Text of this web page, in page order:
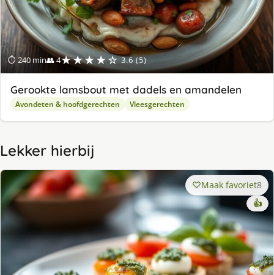
⏱ 240 min👥 4★★★★☆ 3.6 (5)
Gerookte lamsbout met dadels en amandelen
Avondeten & hoofdgerechten Vleesgerechten
Lekker hierbij
Maak favoriet8
👍